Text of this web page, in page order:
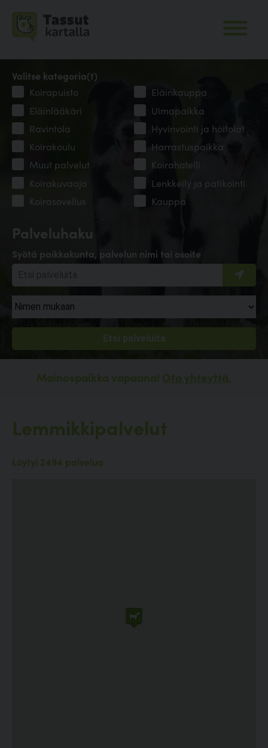
Palveluhaku
Syötä paikkakunta, palvelun nimi tai osoite
Valitse kategoria(t)
Koirapuisto
Eläinkauppa
Eläinlääkäri
Uimapaikka
Ravintola
Hyvinvointi ja hoitolat
Koirakoulu
Harrastuspaikka
Muut palvelut
Koirahotelli
Koirakuvaaja
Lenkkeily ja patikointi
Koirasovellus
Kauppa
Mainospaikka vapaana! Ota yhteyttä.
Lemmikkipalvelut
Löytyi 2494 palvelua